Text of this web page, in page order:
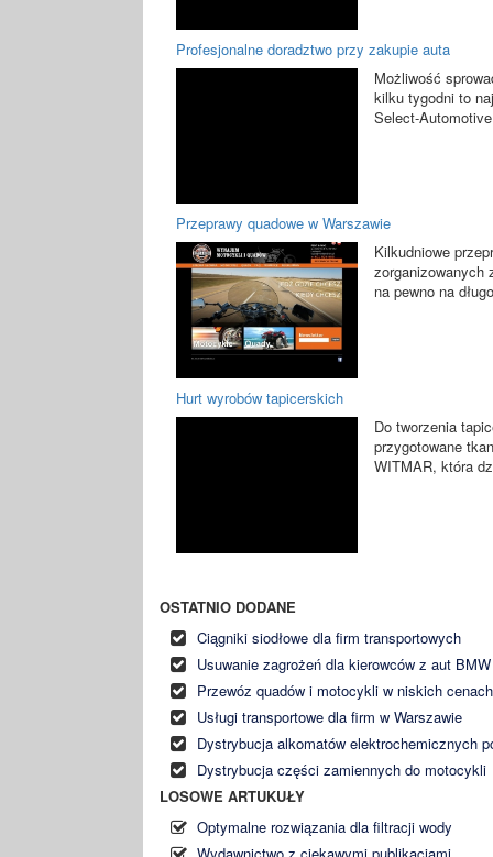
Profesjonalne doradztwo przy zakupie auta
Możliwość
kilku tygodni to
Select-
Przeprawy quadowe w Warszawie
Kilkudniowe
zorganizowanych
na pewno na
Hurt wyrobów tapicerskich
Do tworzenia
przygotowane
WITMAR, która
OSTATNIO DODANE
Ciągniki siodłowe dla firm transportowych
Usuwanie zagrożeń dla kierowców z aut BMW
Przewóz quadów i motocykli w niskich
Usługi transportowe dla firm w Warszawie
Dystrybucja alkomatów elektrochemicznych
Dystrybucja części zamiennych do motocykli
LOSOWE ARTUKUŁY
Optymalne rozwiązania dla filtracji wody